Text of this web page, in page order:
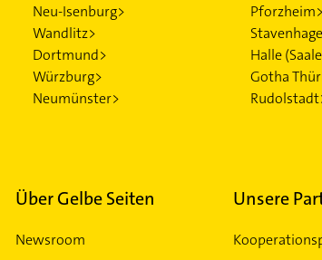
Neu-Isenburg> Pforzheim>
Wandlitz>
Dortmund> Halle
Würzburg> Gotha
Neumünster>
Über Gelbe Seiten
Newsroom
Unsere